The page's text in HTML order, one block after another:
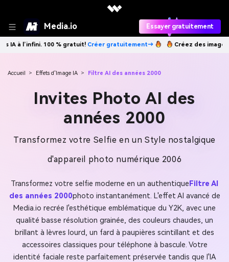
Media.io Essayer gratuitement
gratuitement→ Créez des images IA à l’infini. 100 % gratuit!
Accueil > Effets d'Image IA > Filtre AI des années 2000
Invites Photo AI des
années 2000
Transformez votre Selfie en un Style nostalgique
d'appareil photo numérique 2006
Transformez votre selfie moderne en un authentique Filtre AI
des années 2000photo instantanément. L'effet AI avancé de
Media.io recrée l'esthétique emblématique du Y2K, avec une
qualité basse résolution grainée, des couleurs chaudes, un
brillant à lèvres lourd, un fard à paupières scintillant et des
accessoires classiques pour téléphone à bascule. Votre
identité faciale reste parfaitement préservée tandis que l'IA